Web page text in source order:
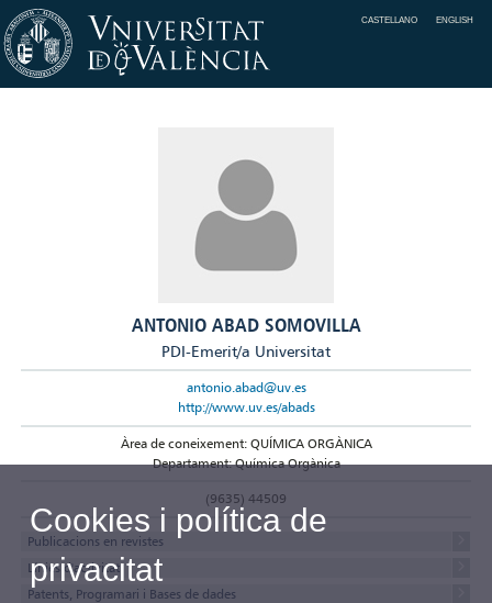
CASTELLANO ENGLISH
ANTONIO ABAD SOMOVILLA
PDI-Emerit/a Universitat
antonio.abad@uv.es
http://www.uv.es/abads
Àrea de coneixement: QUÍMICA ORGÀNICA
Departament: Química Orgànica
(9635) 44509
Publicacions en revistes
Línies d'activitat
Patents, Programari i Bases de dades
Cookies i política de
privacitat